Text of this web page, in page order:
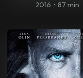
2016 • 87 min